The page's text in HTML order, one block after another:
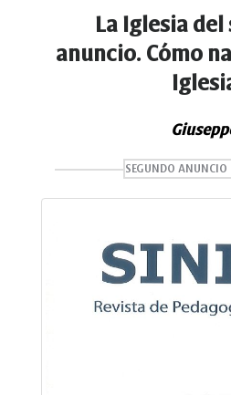
Main
La Iglesia del
anuncio. Cómo
SEGUNDO ANUNCIO